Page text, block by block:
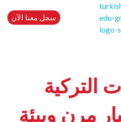
سجل معنا الآن
التركية
مرن وبيئة